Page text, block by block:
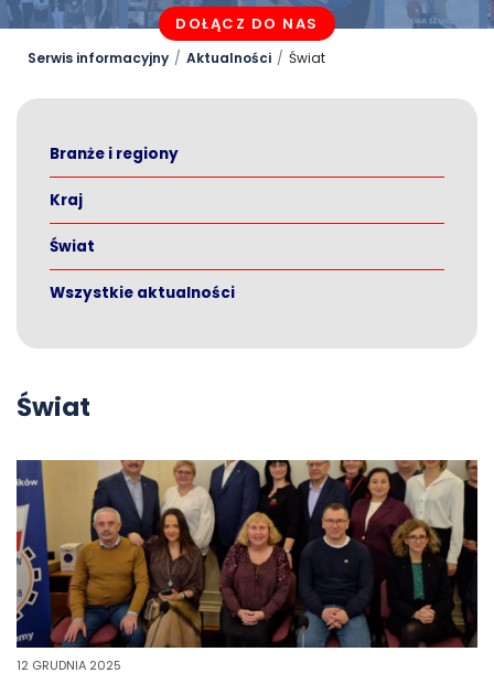
DOŁĄCZ DO NAS
Serwis informacyjny Aktualności Świat
Branże i regiony
Kraj
Świat
Wszystkie aktualności
Świat
12 GRUDNIA 2025